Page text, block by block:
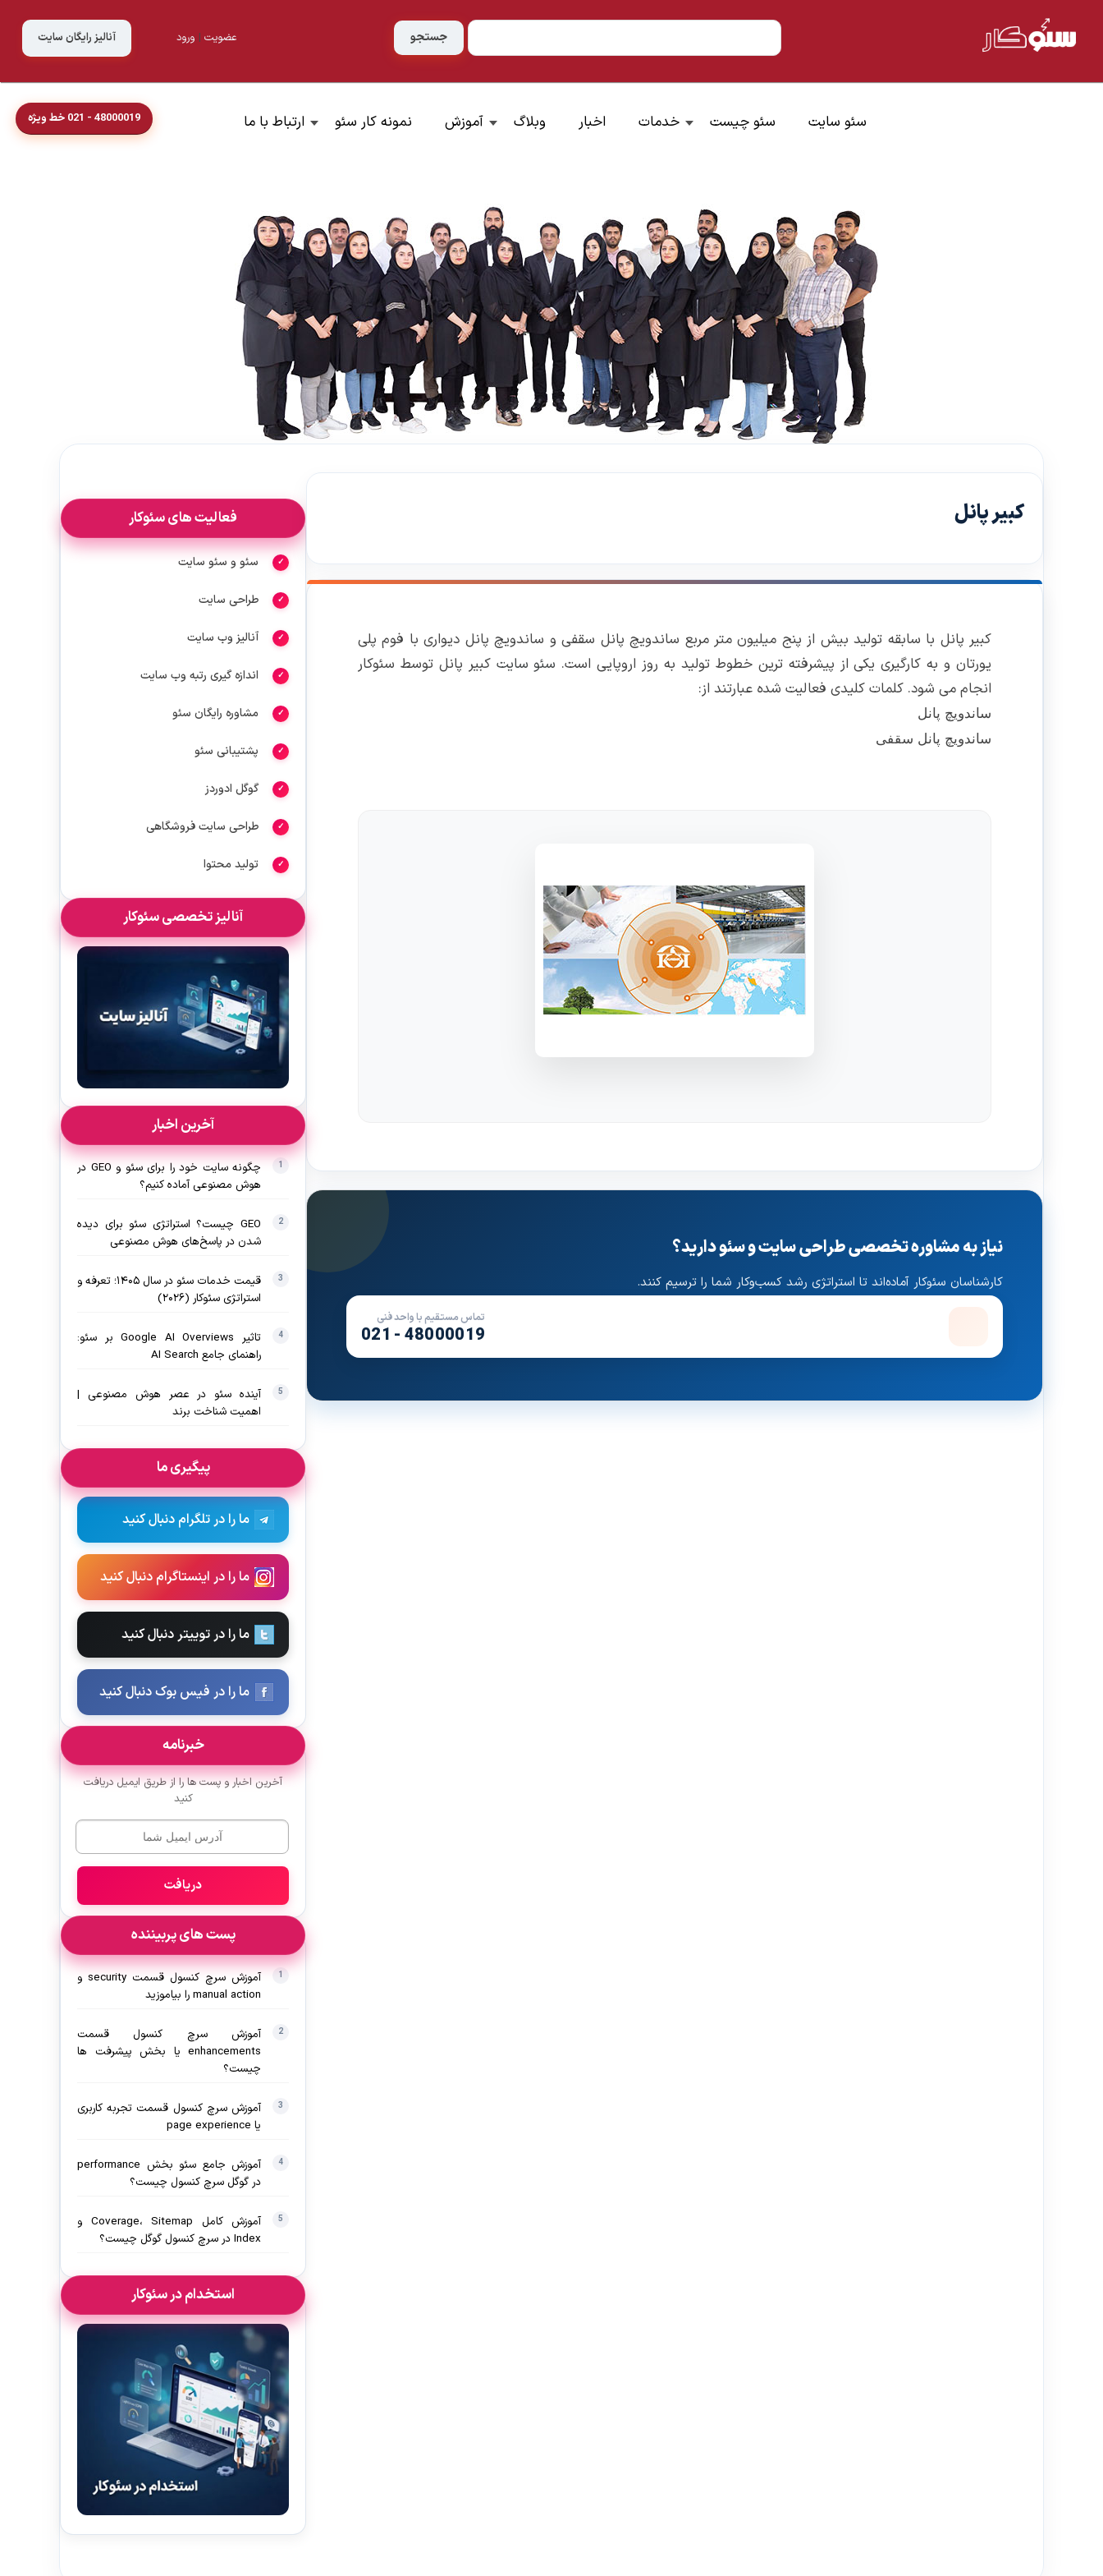
عضویت| ورود آنالیز رایگان سایت
سئو سایت سئو چیست خدمات اخبار وبلاگ آموزش نمونه کار سئو ارتباط با ما 48000019 - 021 خط ویژه
کبیر پانل
کبیر پانل با سابقه تولید بیش از پنج میلیون متر مربع ساندویچ پانل سقفی و ساندویچ پانل دیواری با فوم پلی
یورتان و به کارگیری یکی از پیشرفته ترین خطوط تولید به روز اروپایی است. سئو سایت کبیر پانل توسط سئوکار
انجام می شود. کلمات کلیدی فعالیت شده عبارتند از:
ساندویچ پانل
ساندویچ پانل سقفی
نیاز به مشاوره تخصصی طراحی سایت و سئو دارید؟
کارشناسان سئوکار آماده‌اند تا استراتژی رشد کسب‌وکار شما را ترسیم کنند.
تماس مستقیم با واحد فنی
021 - 48000019
فعالیت های سئوکار
سئو و سئو سایت
طراحی سایت
آنالیز وب سایت
اندازه گیری رتبه وب سایت
مشاوره رایگان سئو
پشتیبانی سئو
گوگل ادوردز
طراحی سایت فروشگاهی
تولید محتوا
آنالیز تخصصی سئوکار
آخرین اخبار
چگونه سایت خود را برای سئو و GEO در
هوش مصنوعی آماده کنیم؟
GEO چیست؟ استراتژی سئو برای دیده‌
شدن در پاسخ‌های هوش مصنوعی
قیمت خدمات سئو در سال ۱۴۰۵؛ تعرفه و
استراتژی سئوکار (۲۰۲۶)
تاثیر Google AI Overviews بر سئو:
راهنمای جامع AI Search
آینده سئو در عصر هوش مصنوعی |
اهمیت شناخت برند
پیگیری ما
ما را در تلگرام دنبال کنید
ما را در اینستاگرام دنبال کنید
ما را در توییتر دنبال کنید
ما را در فیس بوک دنبال کنید
خبرنامه
آخرین اخبار و پست ها را از طریق ایمیل دریافت
کنید
دریافت
پست های پربیننده
آموزش سرچ کنسول قسمت security و
manual action را بیاموزید
آموزش سرچ کنسول قسمت
enhancements یا بخش پیشرفت ها
چیست؟
آموزش سرچ کنسول قسمت تجربه کاربری
یا page experience
آموزش جامع سئو بخش performance
در گوگل سرچ کنسول چیست؟
آموزش کامل Coverage، Sitemap و
Index در سرچ کنسول گوگل چیست؟
استخدام در سئوکار